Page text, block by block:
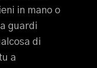
in mano o
guardi
di
a